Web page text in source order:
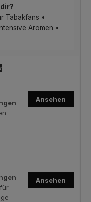
Tabakfans •
Aromen •
Ansehen
Ansehen